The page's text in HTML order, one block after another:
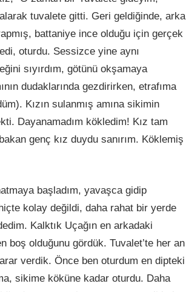
alarak tuvalete gitti. Geri geldiğinde, arka
battaniye ince olduğu için gerçek
oturdu. Sessizce yine aynı
sıyırdım, götünü okşamaya
dudaklarında gezdirirken, etrafıma
Kızın sulanmış amına sikimin
Dayanamadım kökledim! Kız tam
genç kız duydu sanırım. Köklemiş
başladım, yavaşca gidip
kolay değildi, daha rahat bir yerde
Kalktık Uçağın en arkadaki
boş olduğunu gördük. Tuvalet’te her an
verdik. Önce ben oturdum en dipteki
sikime köküne kadar oturdu. Daha